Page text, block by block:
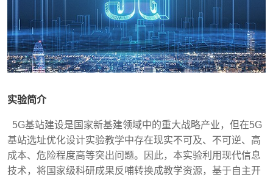
实验简介
5G基站建设是 国家新基建领域中的重大战略产业，但在5G
基站选址优化设计实验教学中存在现实不可及、不可逆、高
成本、 危险程度高等突出问题。因此，本实验利用现代信息
技术，将国家级科研成果反哺转换成教学资源，基于自主开